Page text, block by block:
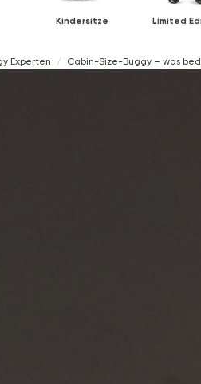
Kindersitze Limited
Experten Cabin-Size-Buggy – was